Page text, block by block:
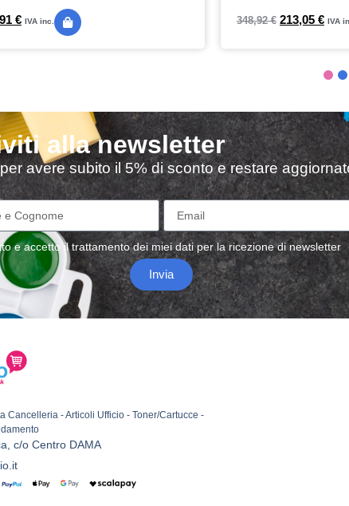
€ IVA inc. 348,92€ 213,05 € IVA
alla newsletter
avere subito il 5% di sconto e restare
e accetto iltrattamentodei miei dati per la ricezione di newsletter
Invia
Cancelleria - Articoli Ufficio - Toner/Cartucce -
c/o Centro DAMA